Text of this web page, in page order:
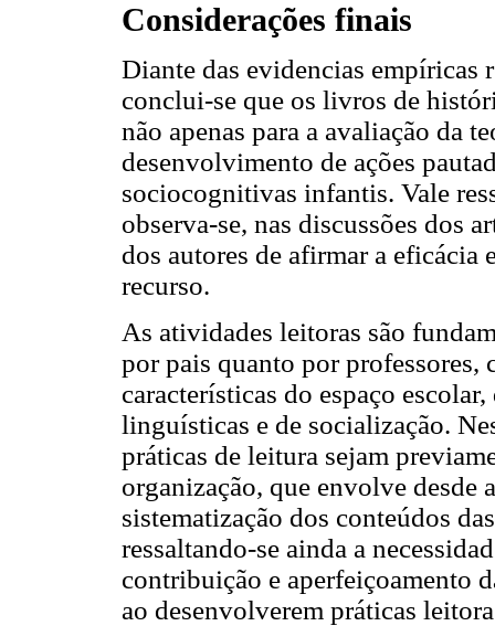
Considerações finais
Diante das evidencias empíricas
conclui-se que os livros de
não apenas para a avaliação da
desenvolvimento de ações
sociocognitivas infantis. Vale
observa-se, nas discussões dos
dos autores de afirmar a
recurso.
As atividades leitoras são
por pais quanto por professores,
características do espaço
linguísticas e de socialização.
práticas de leitura sejam
organização, que envolve desde
sistematização dos conteúdos
ressaltando-se ainda a
contribuição e aperfeiçoamento
ao desenvolverem práticas